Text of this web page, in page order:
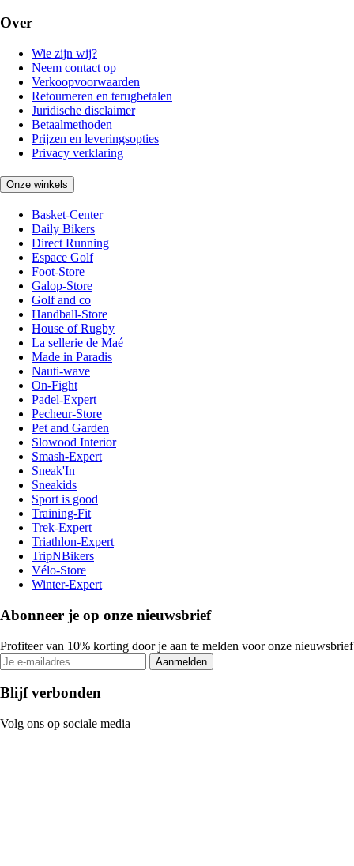
Over
Wie zijn wij?
Neem contact op
Verkoopvoorwaarden
Retourneren en terugbetalen
Juridische disclaimer
Betaalmethoden
Prijzen en leveringsopties
Privacy verklaring
Onze winkels
Basket-Center
Daily Bikers
Direct Running
Espace Golf
Foot-Store
Galop-Store
Golf and co
Handball-Store
House of Rugby
La sellerie de Maé
Made in Paradis
Nauti-wave
On-Fight
Padel-Expert
Pecheur-Store
Pet and Garden
Slowood Interior
Smash-Expert
Sneak'In
Sneakids
Sport is good
Training-Fit
Trek-Expert
Triathlon-Expert
TripNBikers
Vélo-Store
Winter-Expert
Abonneer je op onze nieuwsbrief
Profiteer van 10% korting door je aan te melden voor onze nieuwsbrief
Aanmelden
Blijf verbonden
Volg ons op sociale media